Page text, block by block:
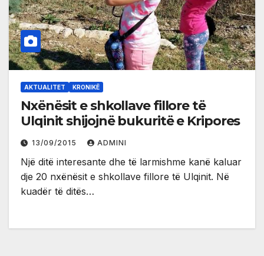
AKTUALITET KRONIKË
Nxënësit e shkollave fillore të
Ulqinit shijojnë bukuritë e Kripores
13/09/2015 ADMINI
Një ditë interesante dhe të larmishme kanë kaluar
dje 20 nxënësit e shkollave fillore të Ulqinit. Në
kuadër të ditës…